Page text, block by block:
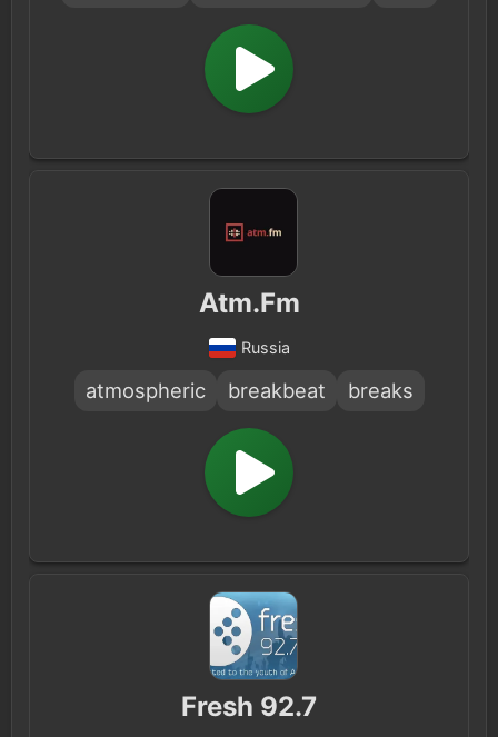
Atm.Fm
Russia
atmospheric breakbeat breaks
Fresh 92.7